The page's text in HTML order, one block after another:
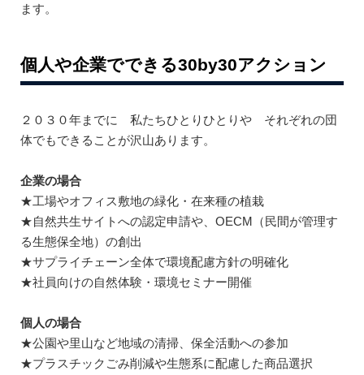
ます。
個人や企業でできる30by30アクション
２０３０年までに 私たちひとりひとりや それぞれの団
体でもできることが沢山あります。
企業の場合
★工場やオフィス敷地の緑化・在来種の植栽
★自然共生サイトへの認定申請や、OECM（民間が管理す
る生態保全地）の創出
★サプライチェーン全体で環境配慮方針の明確化
★社員向けの自然体験・環境セミナー開催
個人の場合
★公園や里山など地域の清掃、保全活動への参加
★プラスチックごみ削減や生態系に配慮した商品選択